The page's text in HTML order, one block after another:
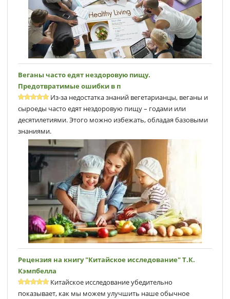
Веганы часто едят нездоровую пищу.
Предотвратимые ошибки в п
Из-за недостатка знаний вегетарианцы, веганы и
сыроеды часто едят нездоровую пищу – годами или
десятилетиями. Этого можно избежать, обладая базовыми
знаниями.
Рецензия на книгу "Китайское исследование" Т.К.
Кэмпбеллa
Китайское исследование убедительно
показывает, как мы можем улучшить наше обычное